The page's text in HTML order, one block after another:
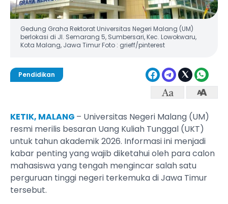
Gedung Graha Rektorat Universitas Negeri Malang (UM)
berlokasi di Jl. Semarang 5, Sumbersari, Kec. Lowokwaru,
Kota Malang, Jawa Timur Foto : grieff/pinterest
Pendidikan
KETIK, MALANG – Universitas Negeri Malang (UM)
resmi merilis besaran Uang Kuliah Tunggal (UKT)
untuk tahun akademik 2026. Informasi ini menjadi
kabar penting yang wajib diketahui oleh para calon
mahasiswa yang tengah mengincar salah satu
perguruan tinggi negeri terkemuka di Jawa Timur
tersebut.